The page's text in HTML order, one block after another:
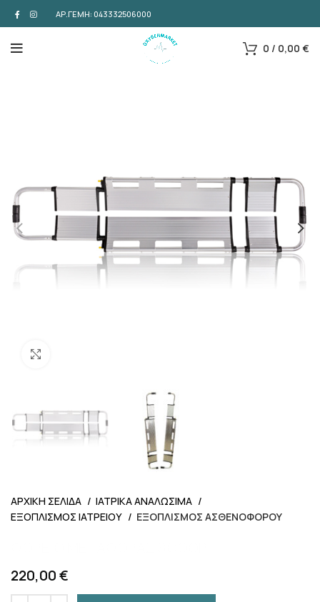
ΑΡ.ΓΕΜΗ: 043332506000
0 / 0,00 €
ΑΡΧΙΚΗ ΣΕΛΙΔΑ
ΙΑΤΡΙΚΑ ΑΝΑΛΩΣΙΜΑ
ΕΞΟΠΛΙΣΜΟΣ ΙΑΤΡΕΙΟΥ
ΕΞΟΠΛΙΣΜΟΣ ΑΣΘΕΝΟΦΟΡΟΥ
220,00€